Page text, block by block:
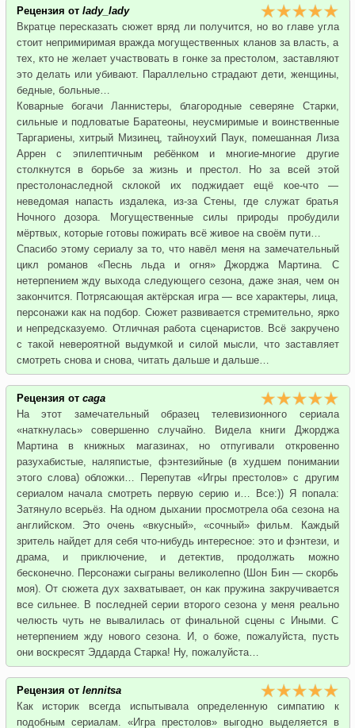
Рецензия от lady_lady
Вкратце пересказать сюжет вряд ли получится, но во главе угла
стоит непримиримая вражда могущественных кланов за власть, а
тех, кто не желает участвовать в гонке за престолом, заставляют
это делать или убивают. Параллельно страдают дети, женщины,
бедные, больные…
Коварные богачи Ланнистеры, благородные северяне Старки,
сильные и подловатые Баратеоны, неусмиримые и воинственные
Таргариены, хитрый Мизинец, тайноухий Паук, помешанная Лиза
Аррен с эпилептичным ребёнком и многие-многие другие
столкнутся в борьбе за жизнь и престол. Но за всей этой
престолонаследной склокой их поджидает ещё кое-что —
неведомая напасть издалека, из-за Стены, где служат братья
Ночного дозора. Могущественные силы природы пробудили
мёртвых, которые готовы пожирать всё живое на своём пути…
Спасибо этому сериалу за то, что навёл меня на замечательный
цикл романов «Песнь льда и огня» Джорджа Мартина. С
нетерпением жду выхода следующего сезона, даже зная, чем он
закончится. Потрясающая актёрская игра — все характеры, лица,
персонажи как на подбор. Сюжет развивается стремительно, ярко
и непредсказуемо. Отличная работа сценаристов. Всё закручено
с такой невероятной выдумкой и силой мысли, что заставляет
смотреть снова и снова, читать дальше и дальше…
Рецензия от caga
На этот замечательный образец телевизионного сериала
«наткнулась» совершенно случайно. Видела книги Джорджа
Мартина в книжных магазинах, но отпугивали откровенно
разухабистые, наляпистые, фэнтезийные (в худшем понимании
этого слова) обложки… Перепутав «Игры престолов» с другим
сериалом начала смотреть первую серию и… Все:)) Я попала:
Затянуло всерьёз. На одном дыхании просмотрела оба сезона на
английском. Это очень «вкусный», «сочный» фильм. Каждый
зритель найдет для себя что-нибудь интересное: это и фэнтези, и
драма, и приключение, и детектив, продолжать можно
бесконечно. Персонажи сыграны великолепно (Шон Бин — скорбь
моя). От сюжета дух захватывает, он как пружина закручивается
все сильнее. В последней серии второго сезона у меня реально
челюсть чуть не вывалилась от финальной сцены с Иными. С
нетерпением жду нового сезона. И, о боже, пожалуйста, пусть
они воскресят Эддарда Старка! Ну, пожалуйста…
Рецензия от lennitsa
Как историк всегда испытывала определенную симпатию к
подобным сериалам. «Игра престолов» выгодно выделяется в